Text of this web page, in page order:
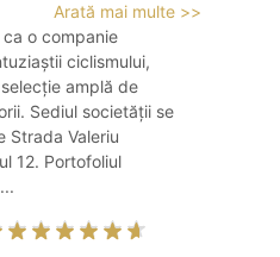
Arată mai multe >>
o companie
ciclismului,
amplă de
Sediul societății se
Strada Valeriu
12. Portofoliul